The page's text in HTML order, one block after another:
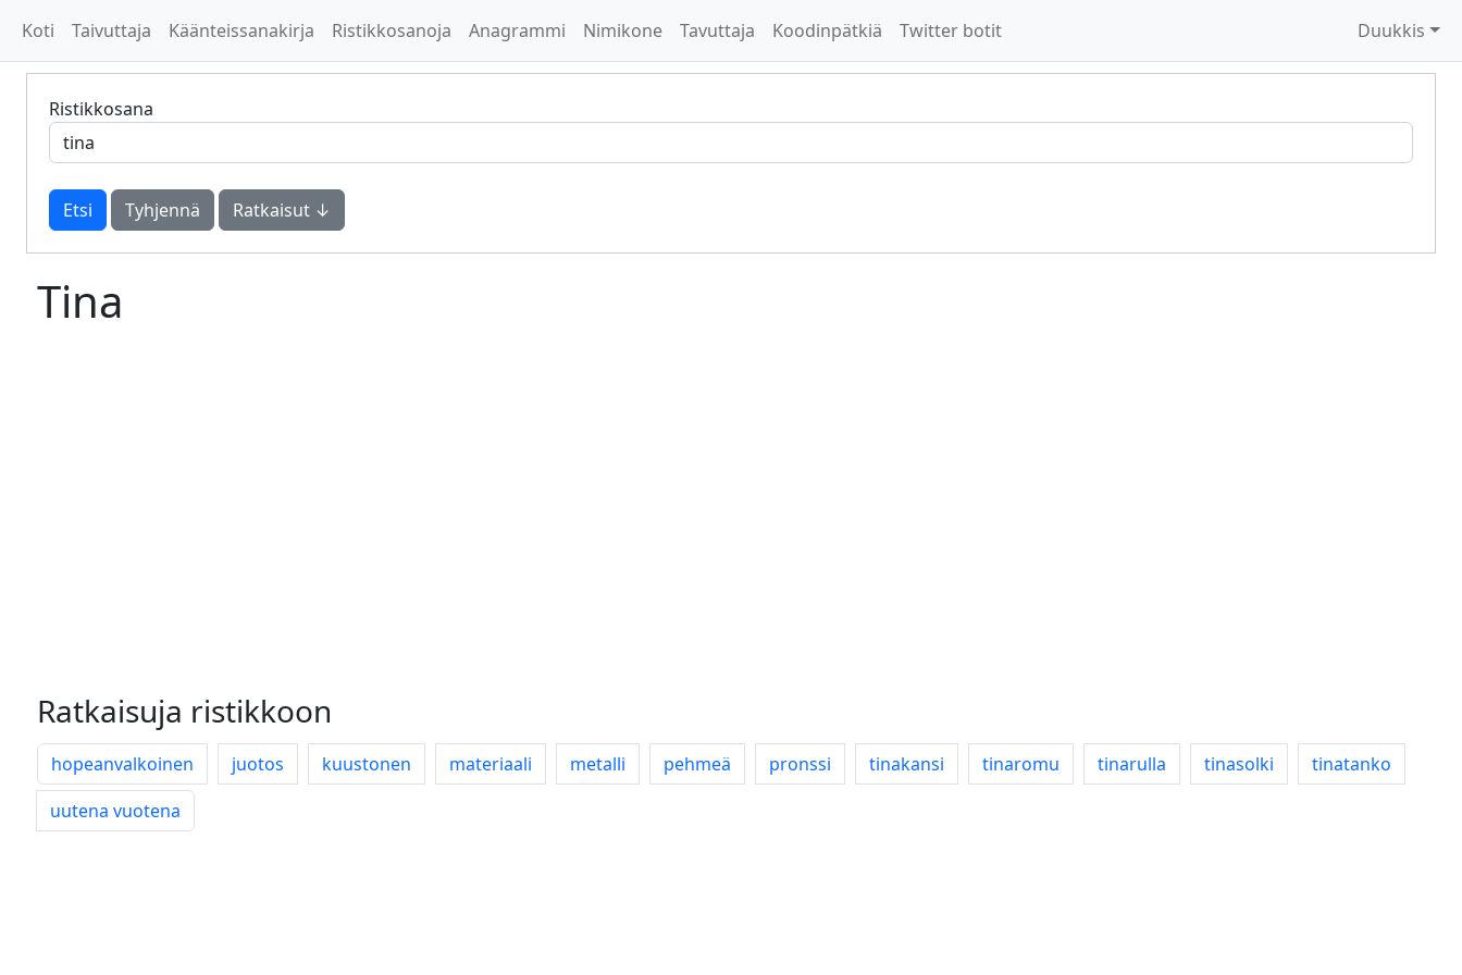
Koti Taivuttaja Käänteissanakirja Ristikkosanoja Anagrammi Nimikone Tavuttaja Koodinpätkiä Twitter botit Duukkis
Ristikkosana
Tyhjennä Ratkaisut ↓
Tina
Ratkaisuja ristikkoon
hopeanvalkoinen juotos kuustonen materiaali metalli pehmeä pronssi tinakansi tinaromu tinarulla tinasolki
tinatanko
uutena vuotena